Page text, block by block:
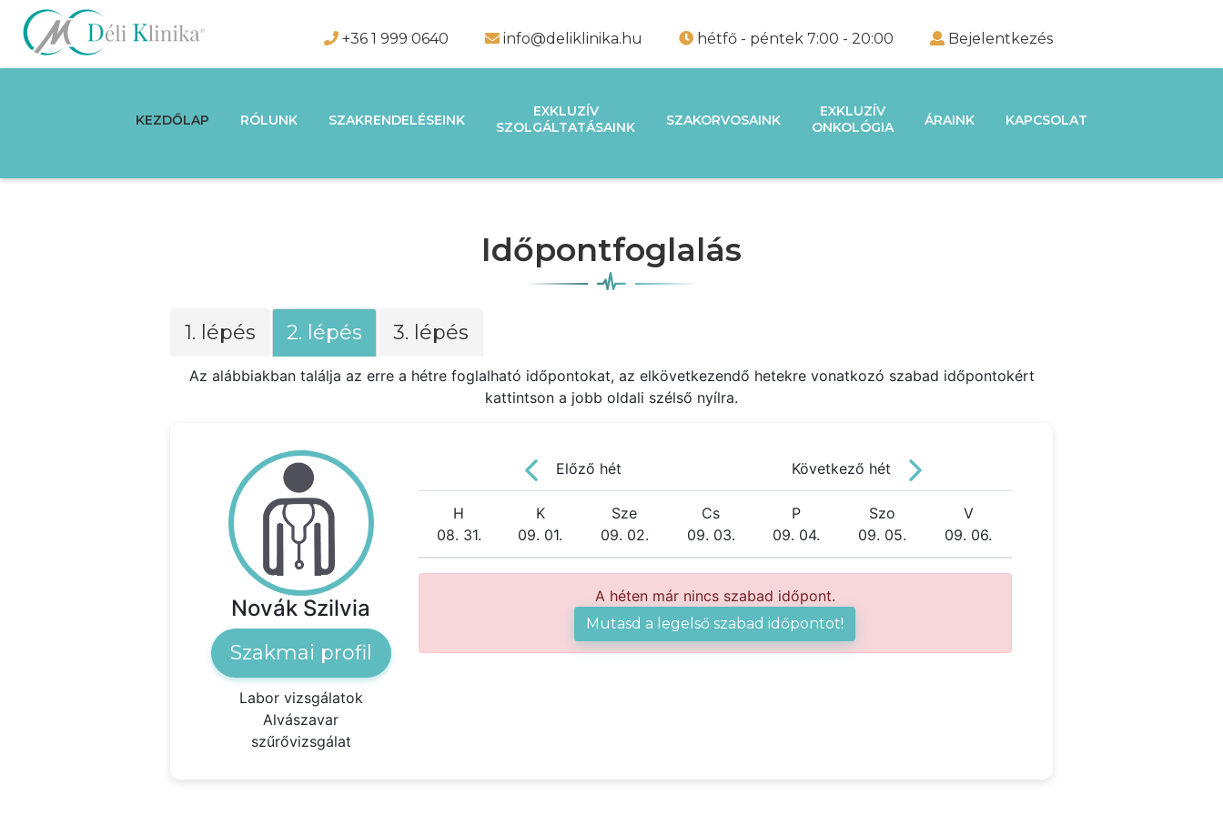
+36 1 999 0640 info@deliklinika.hu hétfő - péntek 7:00 - 20:00 Bejelentkezés
KEZDŐLAP RÓLUNK SZAKRENDELÉSEINK
EXKLUZÍV
SZOLGÁLTATÁSAINK
SZAKORVOSAINK
EXKLUZÍV
ONKOLÓGIA
ÁRAINK KAPCSOLAT
Időpontfoglalás
1. lépés 2. lépés 3. lépés
Az alábbiakban találja az erre a hétre foglalható időpontokat, az elkövetkezendő hetekre vonatkozó szabad időpontokért
kattintson a jobb oldali szélső nyílra.
Novák Szilvia
Szakmai profil
Labor vizsgálatok
Alvászavar
szűrővizsgálat
Előző hét Következő hét
H
08. 31.
K
09. 01.
Sze
09. 02.
Cs
09. 03.
P
09. 04.
Szo
09. 05.
V
09. 06.
A héten már nincs szabad időpont.
Mutasd a legelső szabad időpontot!